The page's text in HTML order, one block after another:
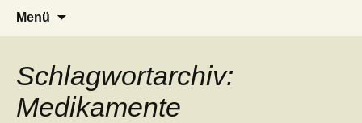
AFRICA live
Seit 1998: Aktuelles aus und mit Bezug
zu Afrika
Menü
Schlagwortarchiv:
Medikamente